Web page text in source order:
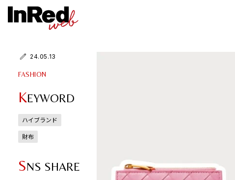
24.05.13
FASHION
KEYWORD
ハイブランド
財布
SNS SHARE